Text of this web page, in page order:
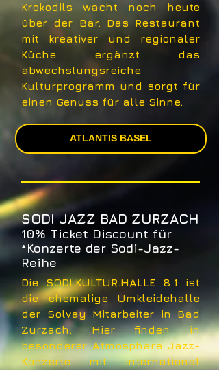
Krokodils wacht noch heute
über der Bar. Das Restaurant
mit kreativer und regionaler
Küche ergänzt das
abwechslungsreiche
Kulturprogramm und sorgt für
einen Genuss für alle Sinne.
ATLANTIS BASEL
SODI JAZZ BAD ZURZACH
10% Ticket Discount für
*Konzerte der Sodi-Jazz-
Reihe
Die SODI.KULTUR.HALLE 8.1 ist
die ehemalige Umkleidehalle
der Solvay Mitarbeiter in Bad
Zurzach. Hier finden in
besonderer Atmosphäre Jazz-
Konzerte mit international